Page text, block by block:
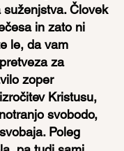
suženjstva. Človek
in zato ni
le, da vam
za
zoper
Kristusu,
svobodo,
Poleg